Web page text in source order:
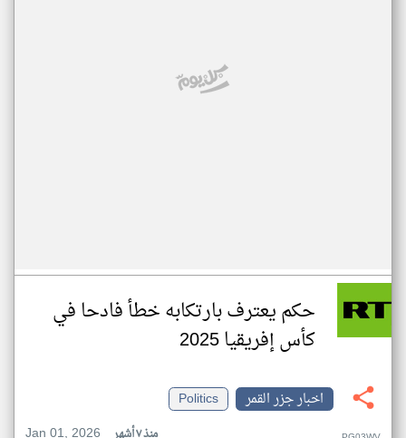
حكم يعترف بارتكابه خطأ فادحا في
كأس إفريقيا 2025
اخبار جزر القمر
Politics